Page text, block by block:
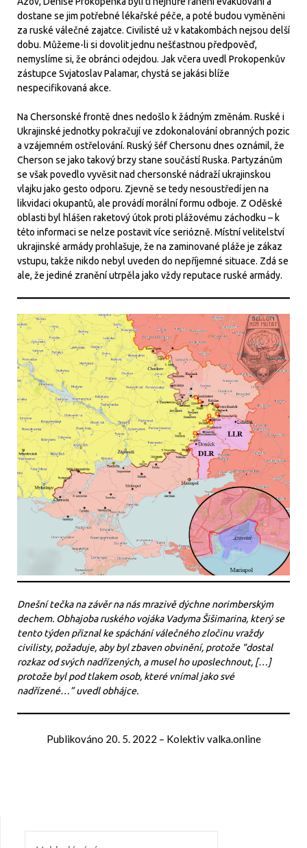
dostane se jim potřebné lékařské péče, a poté budou vyměněni
za ruské válečné zajatce. Civilisté už v katakombách nejsou delší
dobu. Můžeme-li si dovolit jednu nešťastnou předpověď,
nemyslíme si, že obránci odejdou. Jak včera uvedl Prokopenkův
zástupce Svjatoslav Palamar, chystá se jakási blíže
nespecifikovaná akce.
Na Chersonské frontě dnes nedošlo k žádným změnám. Ruské i
Ukrajinské jednotky pokračují ve zdokonalování obranných pozic
a vzájemném ostřelování. Ruský šéf Chersonu dnes oznámil, že
Cherson se jako takový brzy stane součástí Ruska. Partyzánům
se však povedlo vyvěsit nad chersonské nádraží ukrajinskou
vlajku jako gesto odporu. Zjevně se tedy nesoustředí jen na
likvidaci okupantů, ale provádí morální formu odboje. Z Oděské
oblasti byl hlášen raketový útok proti plážovému záchodku – k
této informaci se nelze postavit více seriózně. Místní velitelství
ukrajinské armády prohlašuje, že na zaminované pláže je zákaz
vstupu, takže nikdo nebyl uveden do nepříjemné situace. Zdá se
ale, že jediné zranění utrpěla jako vždy reputace ruské armády.
Dnešní tečka na závěr na nás mrazivě dýchne norimberským
dechem. Obhajoba ruského vojáka Vadyma Šišimarina, který se
tento týden přiznal ke spáchání válečného zločinu vraždy
civilisty, požaduje, aby byl zbaven obvinění, protože “dostal
rozkaz od svých nadřízených, a musel ho uposlechnout, […]
protože byl pod tlakem osob, které vnímal jako své
nadřízené…” uvedl obhájce.
Publikováno 20. 5. 2022 – Kolektiv valka.online